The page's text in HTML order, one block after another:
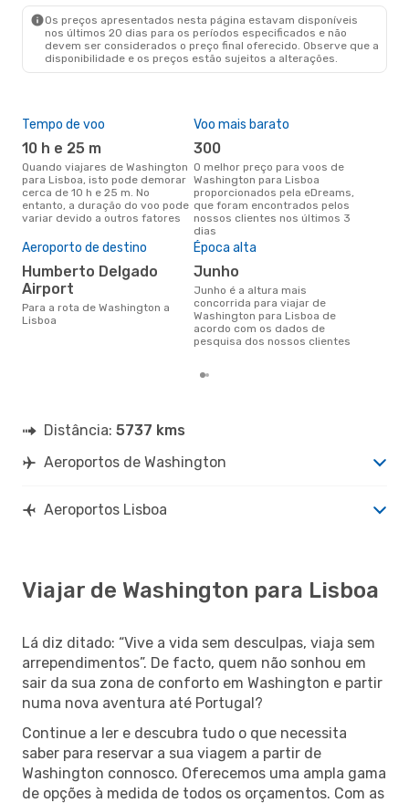
Os preços apresentados nesta página estavam disponíveis
nos últimos 20 dias para os períodos especificados e não
devem ser considerados o preço final oferecido. Observe que a
disponibilidade e os preços estão sujeitos a alterações.
Tempo de voo
10 h e 25 m
Quando viajares de Washington
para Lisboa, isto pode demorar
cerca de 10 h e 25 m. No
entanto, a duração do voo pode
variar devido a outros fatores
Voo mais barato
300
O melhor preço para voos de
Washington para Lisboa
proporcionados pela eDreams,
que foram encontrados pelos
nossos clientes nos últimos 3
dias
Aeroporto de destino
Humberto Delgado
Airport
Para a rota de Washington a
Lisboa
Época alta
junho
junho é a altura mais
concorrida para viajar de
Washington para Lisboa de
acordo com os dados de
pesquisa dos nossos clientes
Distância: 5737 kms
Aeroportos de Washington
Aeroportos Lisboa
Viajar de Washington para Lisboa
Lá diz ditado: “Vive a vida sem desculpas, viaja sem
arrependimentos”. De facto, quem não sonhou em
sair da sua zona de conforto em Washington e partir
numa nova aventura até Portugal?
Continue a ler e descubra tudo o que necessita
saber para reservar a sua viagem a partir de
Washington connosco. Oferecemos uma ampla gama
de opções à medida de todos os orçamentos. Com as